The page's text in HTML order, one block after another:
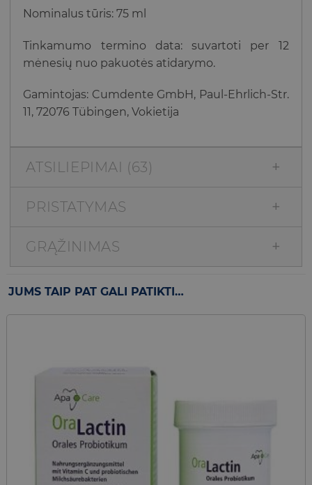
Nominalus tūris: 75 ml
Tinkamumo termino data: suvartoti per 12
mėnesių nuo pakuotės atidarymo.
Gamintojas: Cumdente GmbH, Paul-Ehrlich-Str.
11, 72076 Tübingen, Vokietija
ATSILIEPIMAI (63)
PRISTATYMAS
GRĄŽINIMAS
JUMS TAIP PAT GALI PATIKTI…